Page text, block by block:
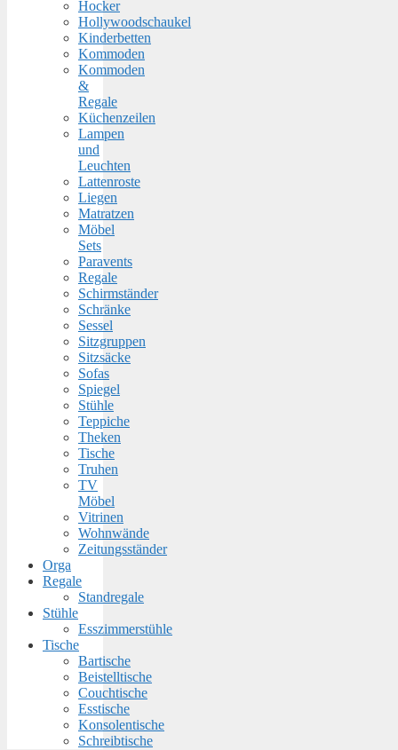
Hocker
Hollywoodschaukel
Kinderbetten
Kommoden
Kommoden
&
Regale
Küchenzeilen
Lampen
und
Leuchten
Lattenroste
Liegen
Matratzen
Möbel
Sets
Paravents
Regale
Schirmständer
Schränke
Sessel
Sitzgruppen
Sitzsäcke
Sofas
Spiegel
Stühle
Teppiche
Theken
Tische
Truhen
TV
Möbel
Vitrinen
Wohnwände
Zeitungsständer
Orga
Regale
Standregale
Stühle
Esszimmerstühle
Tische
Bartische
Beistelltische
Couchtische
Esstische
Konsolentische
Schreibtische